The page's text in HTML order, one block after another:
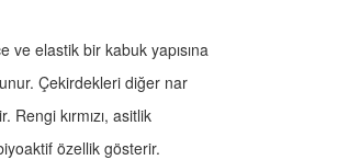
ve elastik bir kabuk yapısına
Çekirdekleri diğer nar
Rengi kırmızı, asitlik
özellik gösterir.